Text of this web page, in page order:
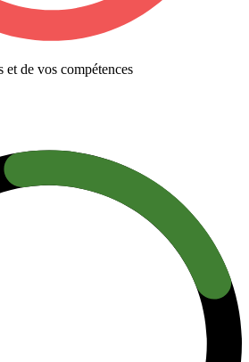
de vos compétences